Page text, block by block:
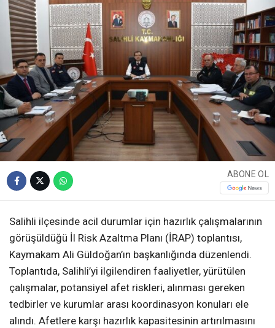
ABONE OL
Salihli ilçesinde acil durumlar için hazırlık çalışmalarının
görüşüldüğü İl Risk Azaltma Planı (İRAP) toplantısı,
Kaymakam Ali Güldoğan’ın başkanlığında düzenlendi.
Toplantıda, Salihli’yi ilgilendiren faaliyetler, yürütülen
çalışmalar, potansiyel afet riskleri, alınması gereken
tedbirler ve kurumlar arası koordinasyon konuları ele
alındı. Afetlere karşı hazırlık kapasitesinin artırılmasını